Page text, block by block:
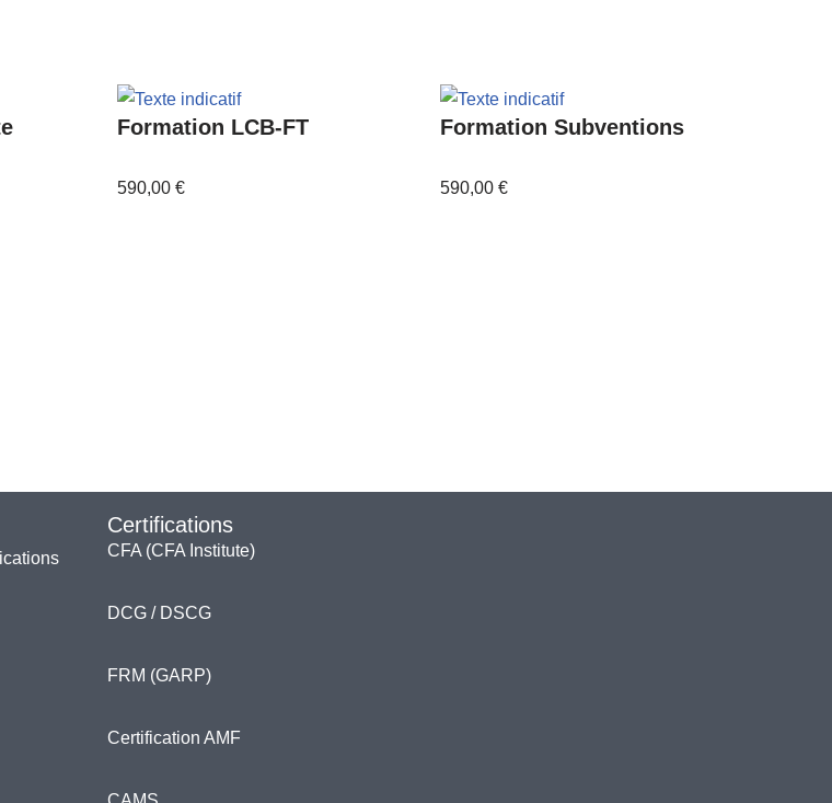
Formation LCB-FT
590,00€
Formation Subventions
590,00€
Certifications
CFA (CFA Institute)
DCG / DSCG
FRM (GARP)
Certification AMF